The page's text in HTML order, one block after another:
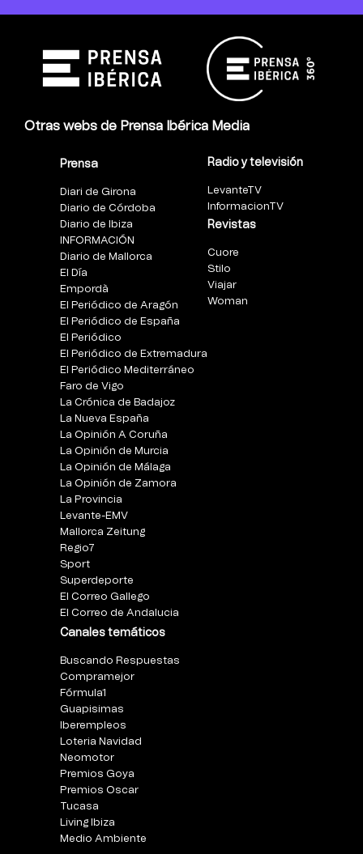
Otras webs de Prensa Ibérica Media
Prensa
Diari de Girona
Diario de Córdoba
Diario de Ibiza
INFORMACIÓN
Diario de Mallorca
El Día
Empordà
El Periódico de Aragón
El Periódico de España
El Periódico
El Periódico de Extremadura
El Periódico Mediterráneo
Faro de Vigo
La Crónica de Badajoz
La Nueva España
La Opinión A Coruña
La Opinión de Murcia
La Opinión de Málaga
La Opinión de Zamora
La Provincia
Levante-EMV
Mallorca Zeitung
Regio7
Sport
Superdeporte
El Correo Gallego
El Correo de Andalucia
Canales temáticos
Buscando Respuestas
Compramejor
Fórmula1
Guapisimas
Iberempleos
Loteria Navidad
Neomotor
Premios Goya
Premios Oscar
Tucasa
Living Ibiza
Medio Ambiente
Radio y televisión
LevanteTV
InformacionTV
Revistas
Cuore
Stilo
Viajar
Woman